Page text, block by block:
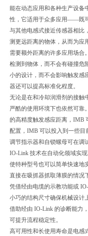
能在动态应用和各种生产设备
性，它适用于众多应用——既
与其他电感式接近传感器相比
测更远距离的物体，从而为应
需要额外距离的许多应用场合
检测到物体，而不会有碰撞危
小的设计，而不会影响触发感
器还可以提高标准化程度。
无论是在和冷却润滑剂的接触
严酷的使用环境下也依然可靠
的高精度触发感应距离，IMB
配置，IMB 可以投入到一些
调节指示器和自锁螺母可在调
IO-Link 技术在自动化领域实
使特种型号也可以简单快速地
直接在吸抓器抓取薄膜的情况
凭借经由电缆的示教功能或
小巧的结构尺寸确保机械设计
借助经由 IO-Link 的诊断能力
可提升流程稳定性。
高可用性和长使用寿命是电感